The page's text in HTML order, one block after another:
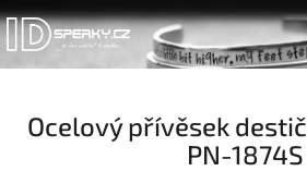
Přejít
na
obsah
Ocelový přívěsek
PN-1874S